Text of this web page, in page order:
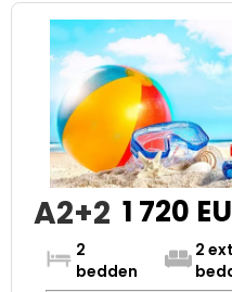
A2+2 1 720
2
bedden
2